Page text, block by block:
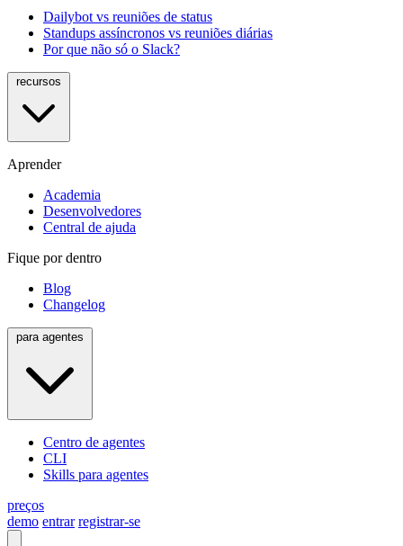
Dailybot vs reuniões de status
Standups assíncronos vs reuniões diárias
Por que não só o Slack?
Aprender
Academia
Desenvolvedores
Central de ajuda
Fique por dentro
Blog
Changelog
Centro de agentes
CLI
Skills para agentes
preços
demo entrar registrar-se